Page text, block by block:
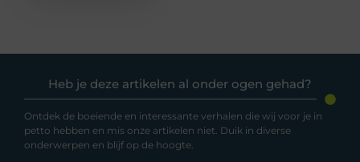
Heb je deze artikelen al onder ogen gehad?
Ontdek de boeiende en interessante verhalen die wij voor je in
petto hebben en mis onze artikelen niet. Duik in diverse
onderwerpen en blijf op de hoogte.